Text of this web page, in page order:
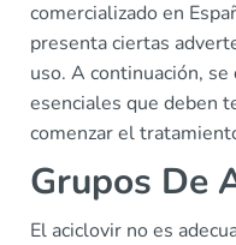
comercializado en
presenta ciertas
uso. A continuación,
esenciales que deben
comenzar el
Grupos De
El aciclovir no es